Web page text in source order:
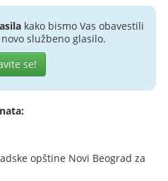
kako bismo Vas obavestili
službeno glasilo.
se!
opštine Novi Beograd za